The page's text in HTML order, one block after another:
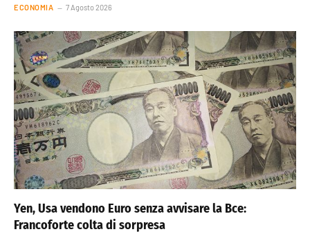
ECONOMIA 7 Agosto 2026
Yen, Usa vendono Euro senza avvisare la Bce:
Francoforte colta di sorpresa